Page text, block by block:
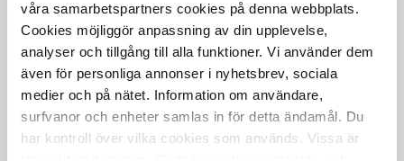
våra samarbetspartners cookies på denna webbplats.
Cookies möjliggör anpassning av din upplevelse,
analyser och tillgång till alla funktioner. Vi använder dem
även för personliga annonser i nyhetsbrev, sociala
medier och på nätet. Information om användare,
surfvanor och enheter samlas in för detta ändamål. Du
har kontroll över vilka cookies som används. Vissa är
Insexnyckelsats långa
Tx-nyckelsats lång med